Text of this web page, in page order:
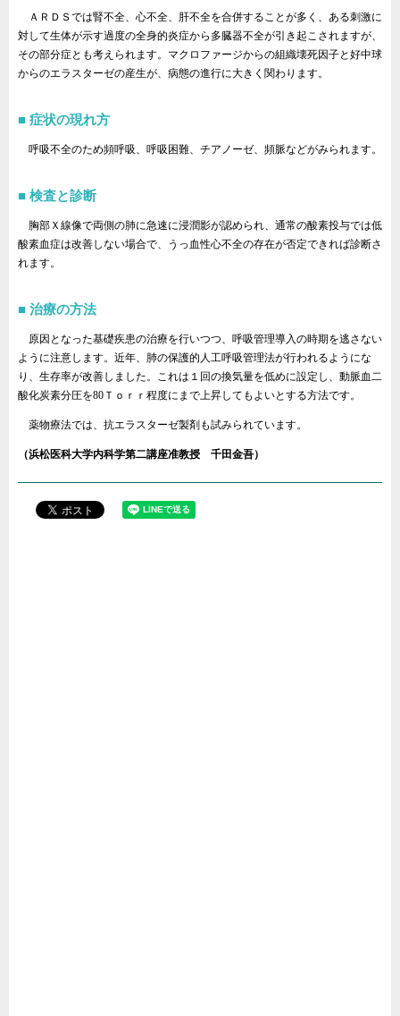
ＡＲＤＳでは腎不全、心不全、肝不全を合併することが多く、ある刺激に
対して生体が示す過度の全身的炎症から多臓器不全が引き起こされますが、
その部分症とも考えられます。マクロファージからの組織壊死因子と好中球
からのエラスターゼの産生が、病態の進行に大きく関わります。
症状の現れ方
呼吸不全のため頻呼吸、呼吸困難、チアノーゼ、頻脈などがみられます。
検査と診断
胸部Ｘ線像で両側の肺に急速に浸潤影が認められ、通常の酸素投与では低
酸素血症は改善しない場合で、うっ血性心不全の存在が否定できれば診断さ
れます。
治療の方法
原因となった基礎疾患の治療を行いつつ、呼吸管理導入の時期を逃さない
ように注意します。近年、肺の保護的人工呼吸管理法が行われるようにな
り、生存率が改善しました。これは１回の換気量を低めに設定し、動脈血二
酸化炭素分圧を80Ｔｏｒｒ程度にまで上昇してもよいとする方法です。
薬物療法では、抗エラスターゼ製剤も試みられています。
（浜松医科大学内科学第二講座准教授 千田金吾）